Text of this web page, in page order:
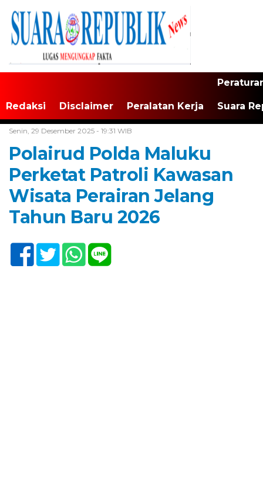
Redaksi Disclaimer Peralatan Kerja Suara
Senin, 29 Desember 2025 - 19:31 WIB
Polairud Polda Maluku
Perketat Patroli Kawasan
Wisata Perairan Jelang
Tahun Baru 2026